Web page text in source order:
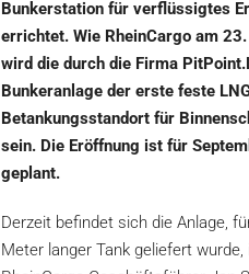
Bunkerstation für verflüssigtes
errichtet. Wie RheinCargo am
wird die durch die Firma
Bunkeranlage der erste feste
Betankungsstandort für
sein. Die Eröffnung ist für
geplant.
Derzeit befindet sich die Anlage,
Meter langer Tank geliefert wurde,